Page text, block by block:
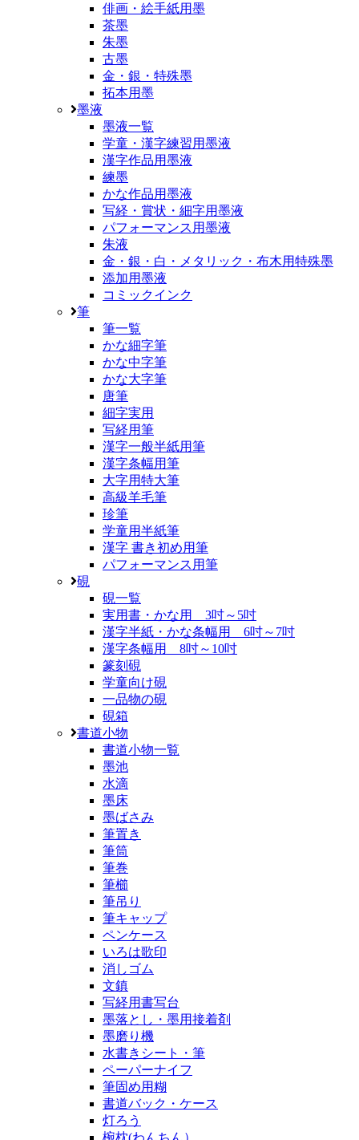
俳画・絵手紙用墨
茶墨
朱墨
古墨
金・銀・特殊墨
拓本用墨
墨液
墨液一覧
学童・漢字練習用墨液
漢字作品用墨液
練墨
かな作品用墨液
写経・賞状・細字用墨液
パフォーマンス用墨液
朱液
金・銀・白・メタリック・布木用特殊墨
添加用墨液
コミックインク
筆
筆一覧
かな細字筆
かな中字筆
かな大字筆
唐筆
細字実用
写経用筆
漢字一般半紙用筆
漢字条幅用筆
大字用特大筆
高級羊毛筆
珍筆
学童用半紙筆
漢字 書き初め用筆
パフォーマンス用筆
硯
硯一覧
実用書・かな用 3吋～5吋
漢字半紙・かな条幅用 6吋～7吋
漢字条幅用 8吋～10吋
篆刻硯
学童向け硯
一品物の硯
硯箱
書道小物
書道小物一覧
墨池
水滴
墨床
墨ばさみ
筆置き
筆筒
筆巻
筆櫛
筆吊り
筆キャップ
ペンケース
いろは歌印
消しゴム
文鎮
写経用書写台
墨落とし・墨用接着剤
墨磨り機
水書きシート・筆
ペーパーナイフ
筆固め用糊
書道バック・ケース
灯ろう
椀枕(わんちん）